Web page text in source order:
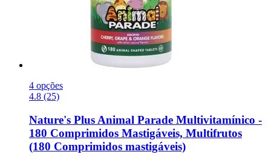
4 opções
4.8 (25)
Nature's Plus Animal Parade Multivitamínico -​
180 Comprimidos Mastigáveis, Multifrutos
(180 Comprimidos mastigáveis)